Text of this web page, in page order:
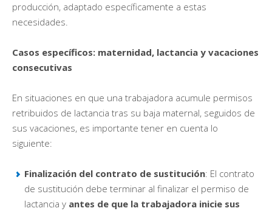
producción, adaptado específicamente a estas
necesidades.
Casos específicos: maternidad, lactancia y vacaciones
consecutivas
En situaciones en que una trabajadora acumule permisos
retribuidos de lactancia tras su baja maternal, seguidos de
sus vacaciones, es importante tener en cuenta lo
siguiente:
Finalización del contrato de sustitución: El contrato
de sustitución debe terminar al finalizar el permiso de
lactancia y antes de que la trabajadora inicie sus